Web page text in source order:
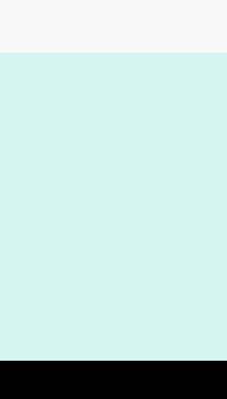
PRIMEIRA MÃO
OFERTAS E
a